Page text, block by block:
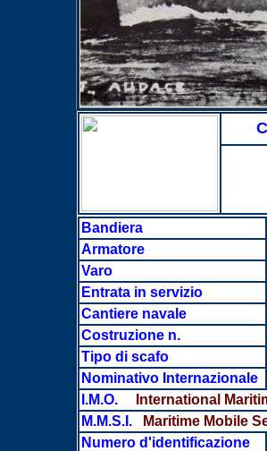
Bandiera
Armatore
Varo
Entrata in servizio
Cantiere navale
Costruzione n.
Tipo di scafo
Nominativo Internazionale
I.M.O.
International
M.M.S.I.
Maritime Mobile
Numero d'identificazione